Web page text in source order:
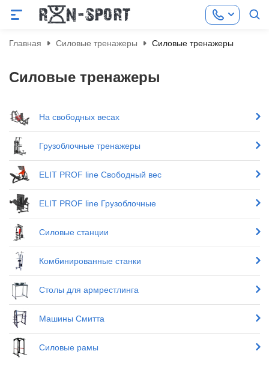
Главная Силовые тренажеры Силовые тренажеры
Силовые тренажеры
На свободных весах
Грузоблочные тренажеры
ELIT PROF line Свободный вес
ELIT PROF line Грузоблочные
Силовые станции
Комбинированные станки
Столы для армрестлинга
Машины Смитта
Силовые рамы